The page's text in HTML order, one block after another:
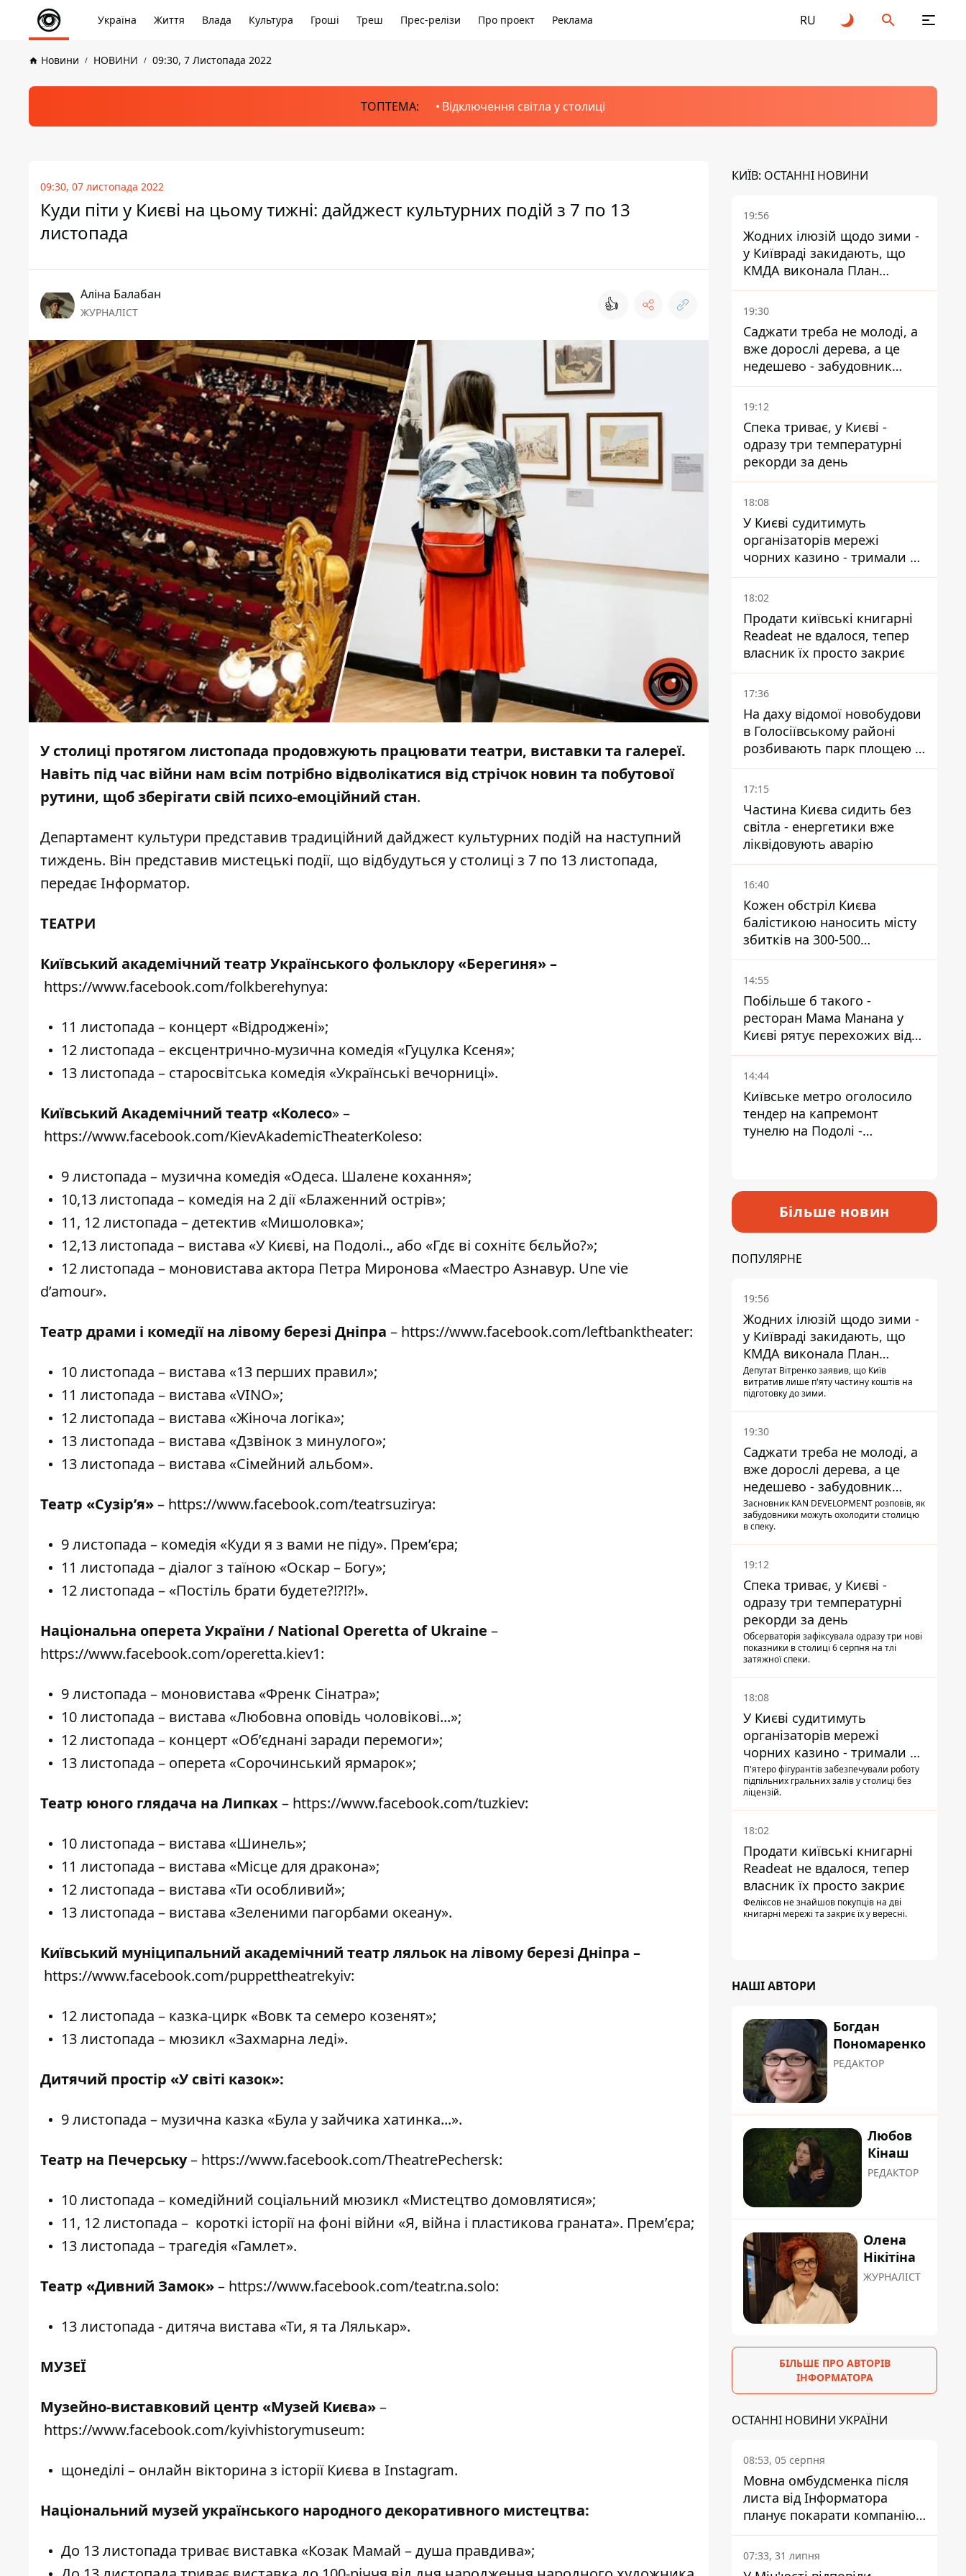
Україна Життя Влада Культура Гроші Треш Прес-релізи Про проект Реклама RU
Новини НОВИНИ 09:30, 7 Листопада 2022
ТОПТЕМА: Відключення світла у столиці
09:30, 07 листопада 2022
Куди піти у Києві на цьому тижні: дайджест культурних подій з 7 по 13
листопада
Аліна Балабан
ЖУРНАЛІСТ 👍
У столиці протягом листопада продовжують працювати театри, виставки та галереї.
Навіть під час війни нам всім потрібно відволікатися від стрічок новин та побутової
рутини, щоб зберігати свій психо-емоційний стан.
Департамент культури представив традиційний дайджест культурних подій на наступний
тиждень. Він представив мистецькі події, що відбудуться у столиці з 7 по 13 листопада,
передає Інформатор.
ТЕАТРИ
Київський академічний театр Українського фольклору «Берегиня» –
https://www.facebook.com/folkberehynya:
11 листопада – концерт «Відроджені»;
12 листопада – ексцентрично-музична комедія «Гуцулка Ксеня»;
13 листопада – старосвітська комедія «Українські вечорниці».
Київський Академічний театр «Колесо» –
https://www.facebook.com/KievAkademicTheaterKoleso:
9 листопада – музична комедія «Одеса. Шалене кохання»;
10,13 листопада – комедія на 2 дії «Блаженний острів»;
11, 12 листопада – детектив «Мишоловка»;
12,13 листопада – вистава «У Києві, на Подолі.., або «Гдє ві сохнітє бєльйо?»;
12 листопада – моновистава актора Петра Миронова «Маестро Азнавур. Une vie
d’amour».
Театр драми і комедії на лівому березі Дніпра – https://www.facebook.com/leftbanktheater:
10 листопада – вистава «13 перших правил»;
11 листопада – вистава «VINO»;
12 листопада – вистава «Жіноча логіка»;
13 листопада – вистава «Дзвінок з минулого»;
13 листопада – вистава «Сімейний альбом».
Театр «Сузір’я»– https://www.facebook.com/teatrsuzirya:
9 листопада – комедія «Куди я з вами не піду». Прем’єра;
11 листопада – діалог з таїною «Оскар – Богу»;
12 листопада – «Постіль брати будете?!?!?!».
Національна оперета України / National Operetta of Ukraine –
https://www.facebook.com/operetta.kiev1:
9 листопада – моновистава «Френк Сінатра»;
10 листопада – вистава «Любовна оповідь чоловікові...»;
12 листопада – концерт «Об’єднані заради перемоги»;
13 листопада – оперета «Сорочинський ярмарок»;
Театр юного глядача на Липках– https://www.facebook.com/tuzkiev:
10 листопада – вистава «Шинель»;
11 листопада – вистава «Місце для дракона»;
12 листопада – вистава «Ти особливий»;
13 листопада – вистава «Зеленими пагорбами океану».
Київський муніципальний академічний театр ляльок на лівому березі Дніпра –
https://www.facebook.com/puppettheatrekyiv:
12 листопада – казка-цирк «Вовк та семеро козенят»;
13 листопада – мюзикл «Захмарна леді».
Дитячий простір «У світі казок»:
9 листопада – музична казка «Була у зайчика хатинка...».
Театр на Печерську– https://www.facebook.com/TheatrePechersk:
10 листопада – комедійний соціальний мюзикл «Мистецтво домовлятися»;
11, 12 листопада – короткі історії на фоні війни «Я, війна і пластикова граната». Прем’єра;
13 листопада – трагедія «Гамлет».
Театр «Дивний Замок»– https://www.facebook.com/teatr.na.solo:
13 листопада - дитяча вистава «Ти, я та Лялькар».
МУЗЕЇ
Музейно-виставковий центр «Музей Києва»–
https://www.facebook.com/kyivhistorymuseum:
щонеділі – онлайн вікторина з історії Києва в Instagram.
Національний музей українського народного декоративного мистецтва:
До 13 листопада триває виставка «Козак Мамай – душа правдива»;
КИЇВ: ОСТАННІ НОВИНИ
19:56
Жодних ілюзій щодо зими -
у Київраді закидають, що
КМДА виконала План
стійкості на 20%
19:30
Саджати треба не молоді, а
вже дорослі дерева, а це
недешево - забудовник
Ніконов
19:12
Спека триває, у Києві -
одразу три температурні
рекорди за день
18:08
У Києві судитимуть
організаторів мережі
чорних казино - тримали 39
закладів
18:02
Продати київські книгарні
Readeat не вдалося, тепер
власник їх просто закриє
17:36
На даху відомої новобудови
в Голосіївському районі
розбивають парк площею в
гектар
17:15
Частина Києва сидить без
світла - енергетики вже
ліквідовують аварію
16:40
Кожен обстріл Києва
балістикою наносить місту
збитків на 300-500
мільйонів - Петро
Пантелеєв
14:55
Побільше б такого -
ресторан Мама Манана у
Києві рятує перехожих від
спеки
14:44
Київське метро оголосило
тендер на капремонт
тунелю на Подолі -
Більше новин
ПОПУЛЯРНЕ
19:56
Жодних ілюзій щодо зими -
у Київраді закидають, що
КМДА виконала План
стійкості на 20%
Депутат Вітренко заявив, що Київ
витратив лише п'яту частину коштів на
підготовку до зими.
19:30
Саджати треба не молоді, а
вже дорослі дерева, а це
недешево - забудовник
Ніконов
Засновник KAN DEVELOPMENT розповів, як
забудовники можуть охолодити столицю
в спеку.
19:12
Спека триває, у Києві -
одразу три температурні
рекорди за день
Обсерваторія зафіксувала одразу три нові
показники в столиці 6 серпня на тлі
затяжної спеки.
18:08
У Києві судитимуть
організаторів мережі
чорних казино - тримали 39
закладів
П'ятеро фігурантів забезпечували роботу
підпільних гральних залів у столиці без
ліцензій.
18:02
Продати київські книгарні
Readeat не вдалося, тепер
власник їх просто закриє
Феліксов не знайшов покупців на дві
книгарні мережі та закриє їх у вересні.
НАШІ АВТОРИ
Богдан
Пономаренко
РЕДАКТОР
Любов
Кінаш
РЕДАКТОР
Олена
Нікітіна
ЖУРНАЛІСТ
БІЛЬШЕ ПРО АВТОРІВ
ІНФОРМАТОРА
ОСТАННІ НОВИНИ УКРАЇНИ
08:53, 05 серпня
Мовна омбудсменка після
листа від Інформатора
планує покарати компанію-
підрядника ПриватБанку
07:33, 31 липня